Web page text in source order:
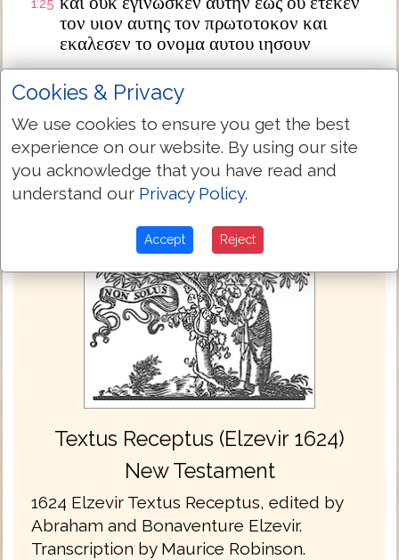
1:25
τον υιον αυτης τον πρωτοτοκον και
εκαλεσεν το ονομα αυτου ιησουν
Next Chapter »
Textus Receptus (Elzevir 1624)
New Testament
1624 Elzevir Textus Receptus, edited by
Abraham and Bonaventure Elzevir.
Transcription by Maurice Robinson.
Cookies & Privacy
We use cookies to ensure you get the best
experience on our website. By using our site
you acknowledge that you have read and
understand our Privacy Policy.
Accept Reject